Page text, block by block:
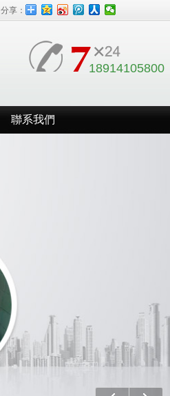
分享：
18914105800
聯系我們